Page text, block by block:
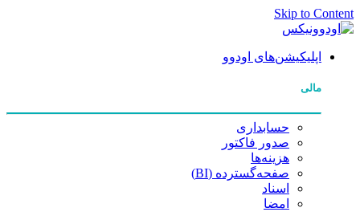
Skip to Content
اپلیکیشن‌های اودوو
مالی
حسابداری
صدور فاکتور
هزینه‌ها
صفحه‌گسترده (BI)
اسناد
امضا